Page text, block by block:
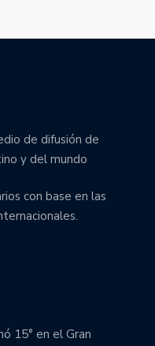
de difusión de
y del mundo
con base en las
15° en el Gran